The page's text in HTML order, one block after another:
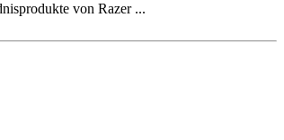
von Razer ...